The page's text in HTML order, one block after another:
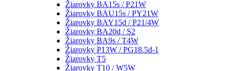
Žiarovky BA15s / P21W
Žiarovky BAU15s / PY21W
Žiarovky BAY15d / P21/4W
Žiarovky BA20d / S2
Žiarovky BA9s / T4W
Žiarovky P13W / PG18.5d-1
Žiarovky T5
Žiarovky T10 / W5W